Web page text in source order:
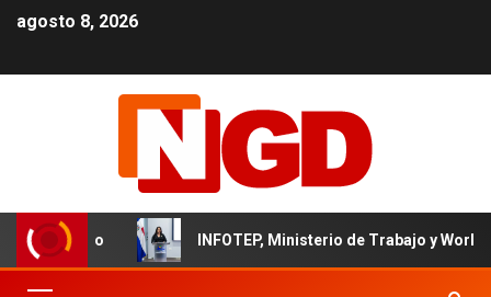
agosto 8, 2026
INFOTEP, Ministerio de Trabajo y World